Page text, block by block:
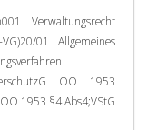
Verwaltungsrecht
01 Allgemeines
OÖ 1953
1953 §4 Abs4;VStG